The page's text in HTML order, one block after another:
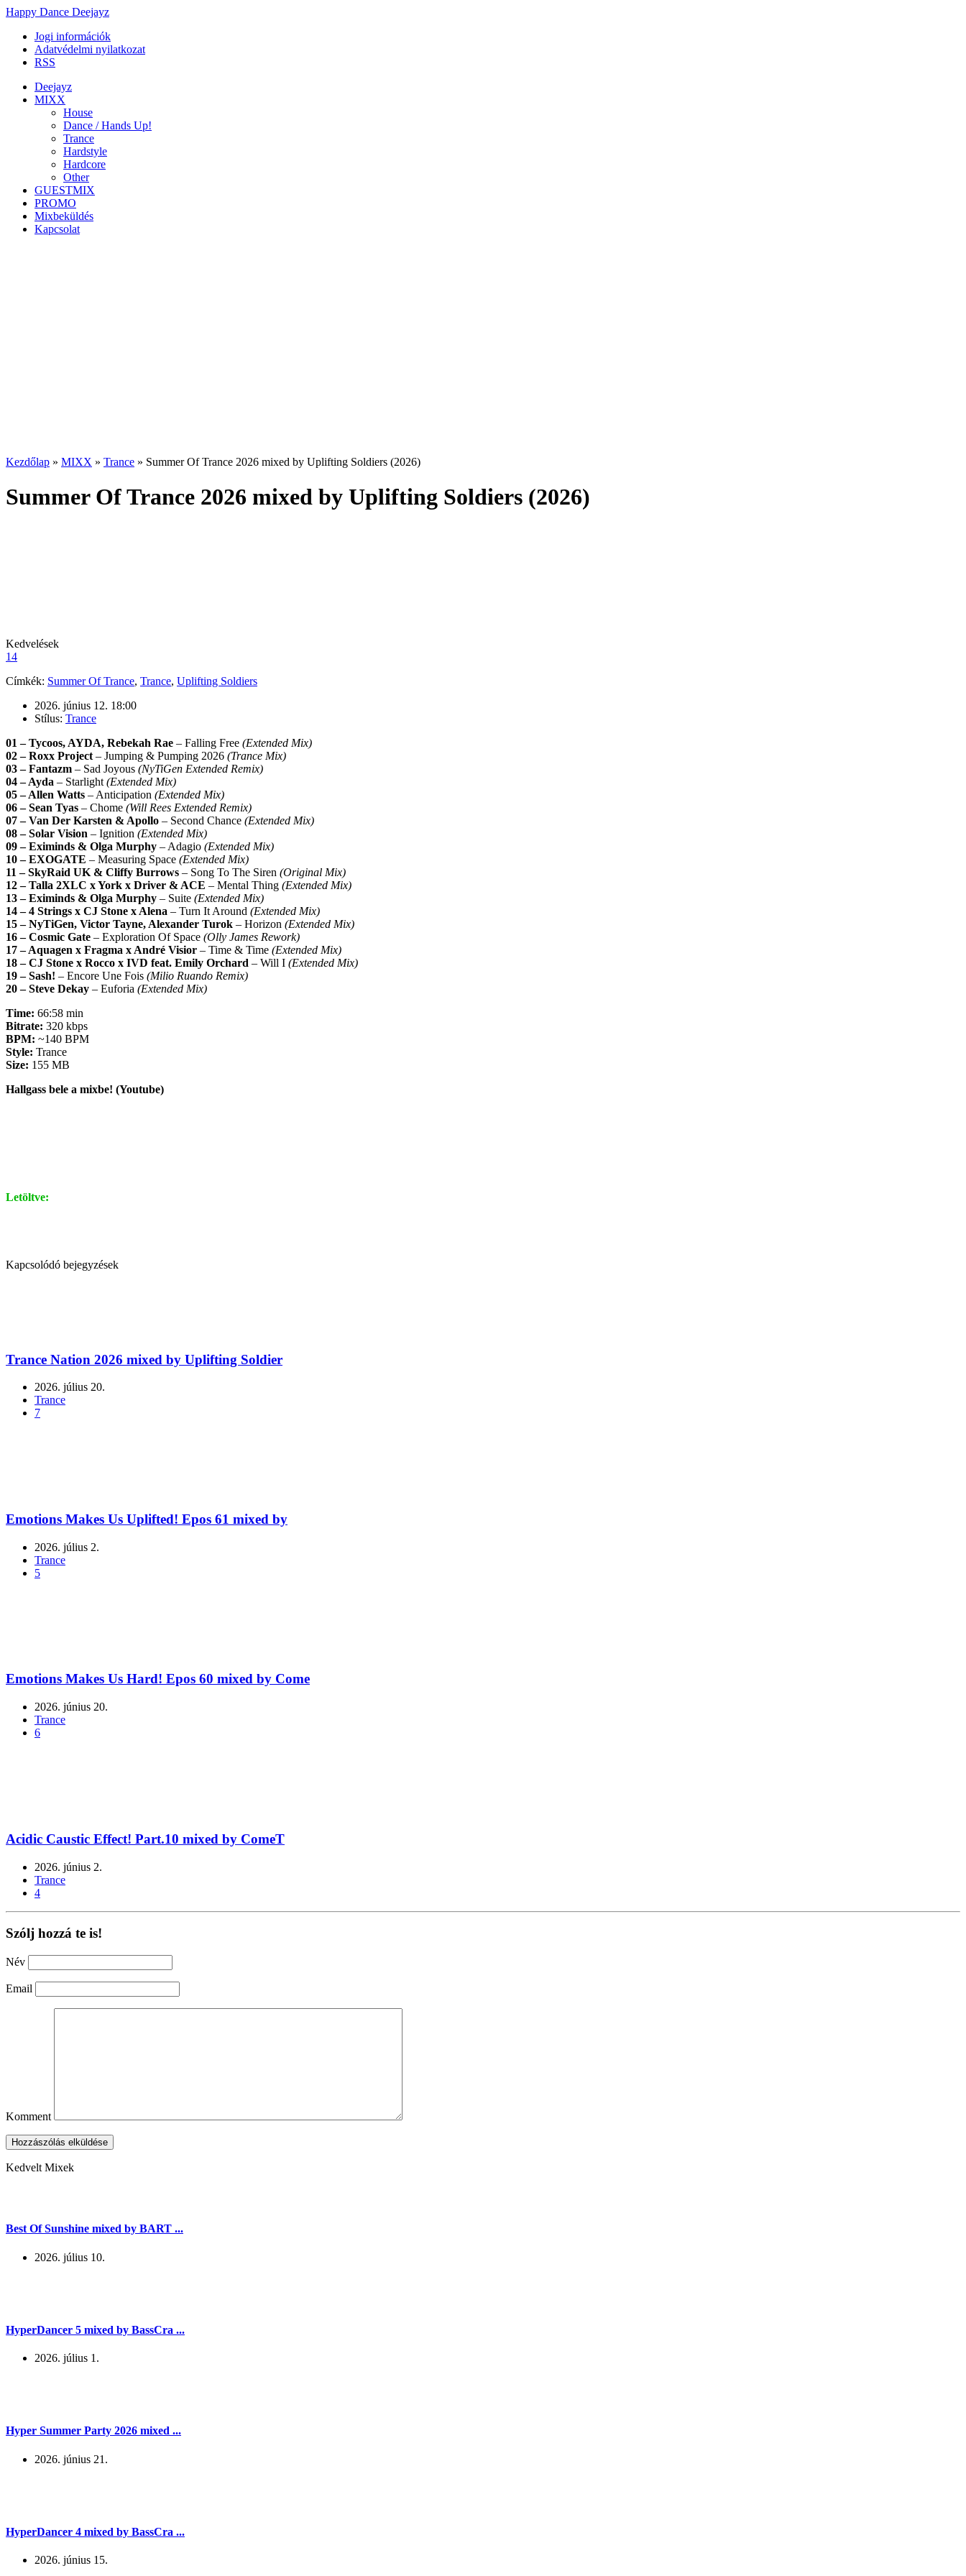
Happy Dance Deejayz
Jogi információk
Adatvédelmi nyilatkozat
RSS
Deejayz
MIXX
House
Dance / Hands Up!
Trance
Hardstyle
Hardcore
Other
GUESTMIX
PROMO
Mixbeküldés
Kapcsolat
Kezdőlap » MIXX » Trance » Summer Of Trance 2026 mixed by Uplifting Soldiers (2026)
Summer Of Trance 2026 mixed by Uplifting Soldiers (2026)
Kedvelések
14
Címkék: Summer Of Trance, Trance, Uplifting Soldiers
2026. június 12. 18:00
Stílus: Trance
01 – Tycoos, AYDA, Rebekah Rae – Falling Free (Extended Mix)
02 – Roxx Project – Jumping & Pumping 2026 (Trance Mix)
03 – Fantazm – Sad Joyous (NyTiGen Extended Remix)
04 – Ayda – Starlight (Extended Mix)
05 – Allen Watts – Anticipation (Extended Mix)
06 – Sean Tyas – Chome (Will Rees Extended Remix)
07 – Van Der Karsten & Apollo – Second Chance (Extended Mix)
08 – Solar Vision – Ignition (Extended Mix)
09 – Eximinds & Olga Murphy – Adagio (Extended Mix)
10 – EXOGATE – Measuring Space (Extended Mix)
11 – SkyRaid UK & Cliffy Burrows – Song To The Siren (Original Mix)
12 – Talla 2XLC x York x Driver & ACE – Mental Thing (Extended Mix)
13 – Eximinds & Olga Murphy – Suite (Extended Mix)
14 – 4 Strings x CJ Stone x Alena – Turn It Around (Extended Mix)
15 – NyTiGen, Victor Tayne, Alexander Turok – Horizon (Extended Mix)
16 – Cosmic Gate – Exploration Of Space (Olly James Rework)
17 – Aquagen x Fragma x André Visior – Time & Time (Extended Mix)
18 – CJ Stone x Rocco x IVD feat. Emily Orchard – Will I (Extended Mix)
19 – Sash! – Encore Une Fois (Milio Ruando Remix)
20 – Steve Dekay – Euforia (Extended Mix)
Time: 66:58 min
Bitrate: 320 kbps
BPM: ~140 BPM
Style: Trance
Size: 155 MB
Hallgass bele a mixbe! (Youtube)
Letöltve:
Kapcsolódó bejegyzések
Trance Nation 2026 mixed by Uplifting Soldier
2026. július 20.
Trance
7
Emotions Makes Us Uplifted! Epos 61 mixed by
2026. július 2.
Trance
5
Emotions Makes Us Hard! Epos 60 mixed by Come
2026. június 20.
Trance
6
Acidic Caustic Effect! Part.10 mixed by ComeT
2026. június 2.
Trance
4
Szólj hozzá te is!
Név
Email
Komment
Hozzászólás elküldése
Kedvelt Mixek
Best Of Sunshine mixed by BART ...
2026. július 10.
HyperDancer 5 mixed by BassCra ...
2026. július 1.
Hyper Summer Party 2026 mixed ...
2026. június 21.
HyperDancer 4 mixed by BassCra ...
2026. június 15.